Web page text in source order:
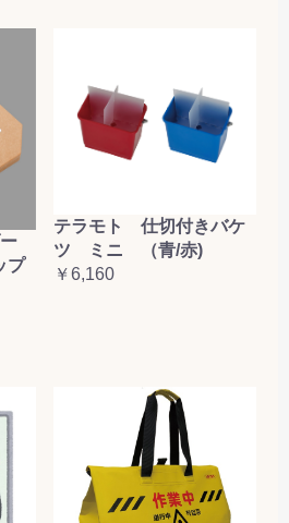
ー
プ
テラモト 仕切付きバケ
ツ ミニ （青/赤)
￥6,160